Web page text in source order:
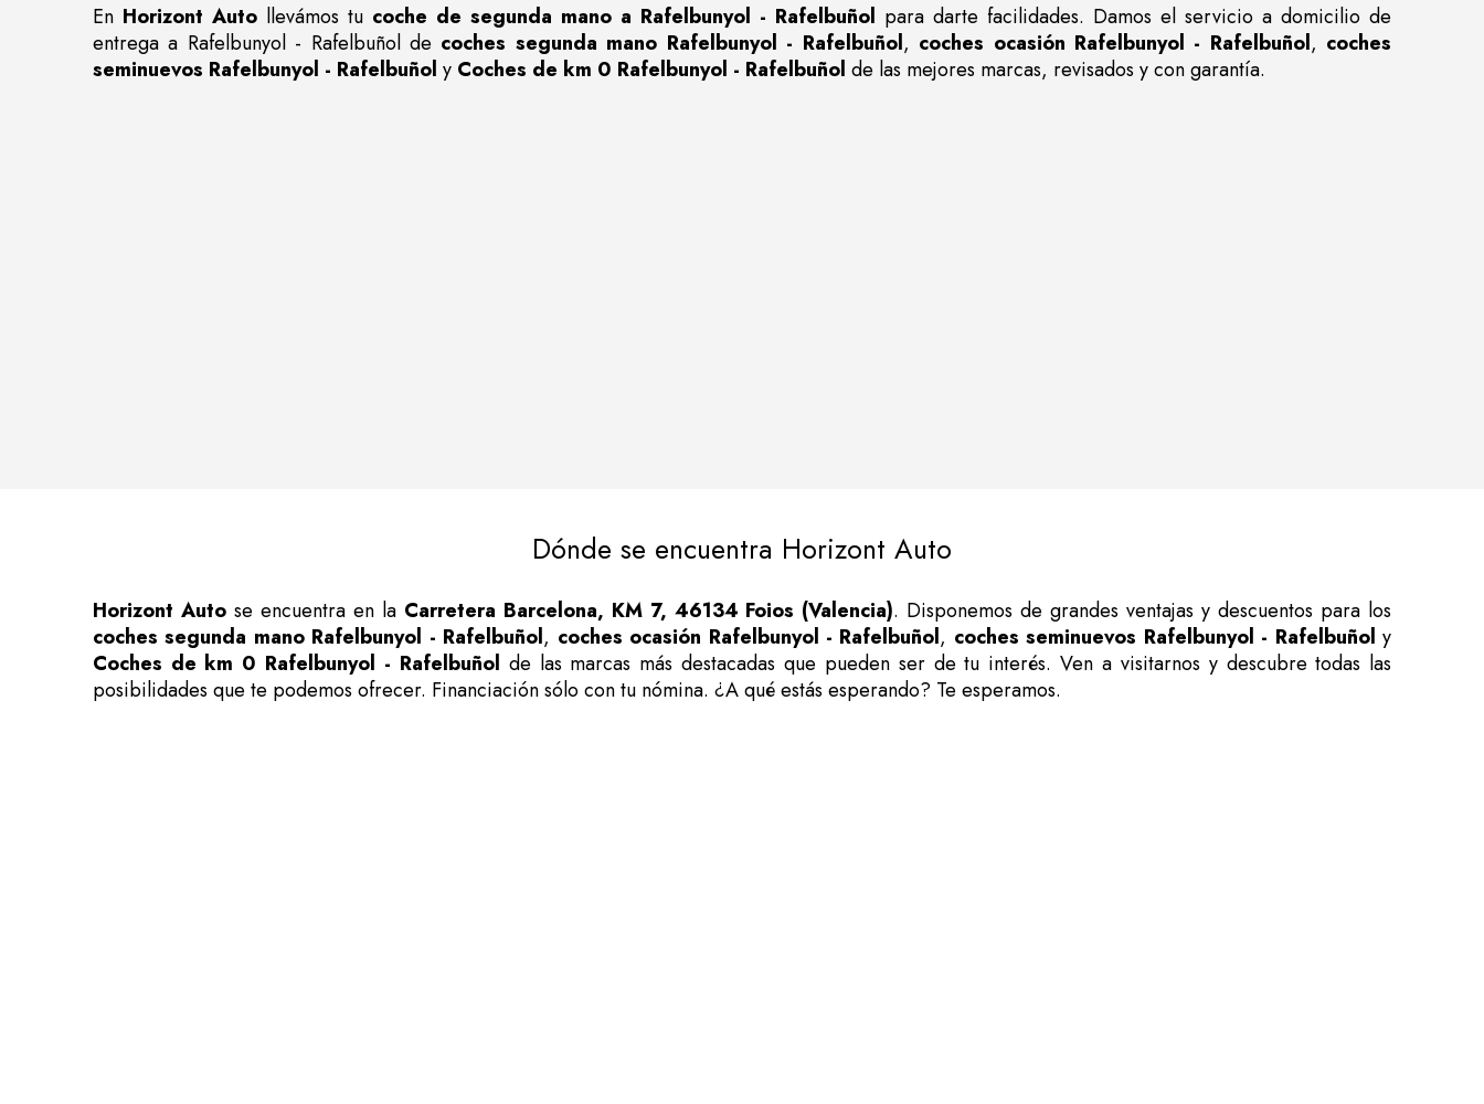
En Horizont Autollevámos tu coche de segunda mano a Rafelbunyol - Rafelbuñol para darte facilidades. Damos el servicio a domicilio de
entrega a Rafelbunyol - Rafelbuñol de coches segunda mano Rafelbunyol - Rafelbuñol, coches ocasión Rafelbunyol - Rafelbuñol, coches
seminuevos Rafelbunyol - Rafelbuñol y Coches de km 0 Rafelbunyol - Rafelbuñol de las mejores marcas, revisados y con garantía.
Dónde se encuentra Horizont Auto
Horizont Autose encuentra en la Carretera Barcelona, KM 7, 46134 Foios (Valencia). Disponemos de grandes ventajas y descuentos para los
coches segunda mano Rafelbunyol - Rafelbuñol, coches ocasión Rafelbunyol - Rafelbuñol, coches seminuevos Rafelbunyol - Rafelbuñol y
Coches de km 0 Rafelbunyol - Rafelbuñol de las marcas más destacadas que pueden ser de tu interés. Ven a visitarnos y descubre todas las
posibilidades que te podemos ofrecer. Financiación sólo con tu nómina. ¿A qué estás esperando? Te esperamos.